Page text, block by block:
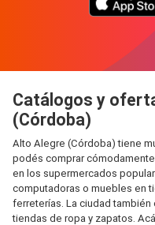
Catálogos y
(Córdoba)
Alto Alegre (Córdoba) tiene
podés comprar
en los supermercados
computadoras o muebles en
ferreterías. La ciudad
tiendas de ropa y zapatos.